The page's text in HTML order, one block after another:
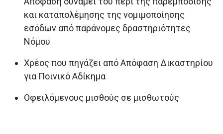
και καταπολέμησης της νομιμοποίησης
εσόδων από παράνομες δραστηριότητες
Νόμου
Χρέος που πηγάζει από Απόφαση Δικαστηρίου
για Ποινικό Αδίκημα
Οφειλόμενους μισθούς σε μισθωτούς